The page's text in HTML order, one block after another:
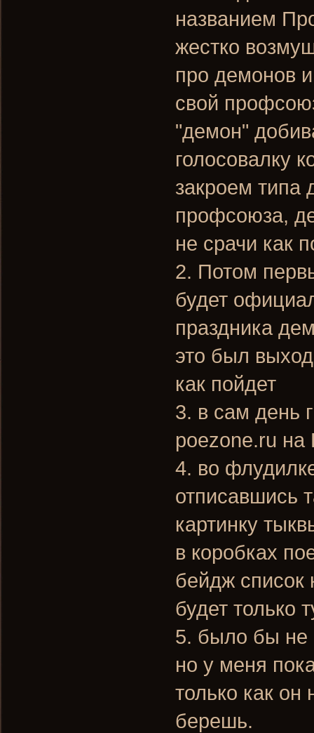
названием
жестко
про демонов
свой
"демон"
голосовалку
закроем типа
профсоюза,
не срачи как
2. Потом
будет
праздника
это был
как пойдет
3. в сам день
poezone.ru на
4. во
отписавшись
картинку
в коробках
бейдж список
будет только
5. было бы не
но у меня
только как
берешь.